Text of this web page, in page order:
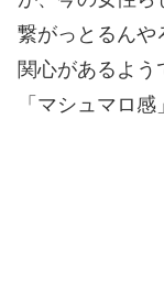
繋がっとるんや
関心があるよ
「マシュマロ